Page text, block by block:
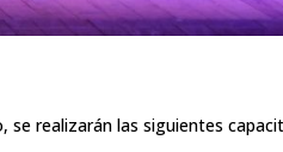
realizarán las siguientes